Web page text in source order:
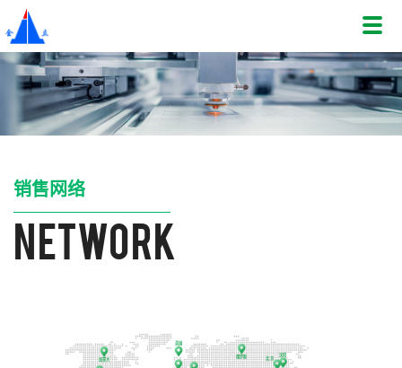
销售网络
network
加拿大
英国
俄罗斯 北京
沈阳